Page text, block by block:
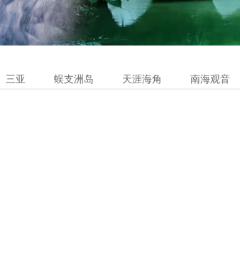
三亚 蜈支洲岛 天涯海角 南海观音